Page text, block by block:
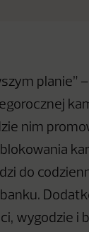
planie”
nim
do
wygodzie i